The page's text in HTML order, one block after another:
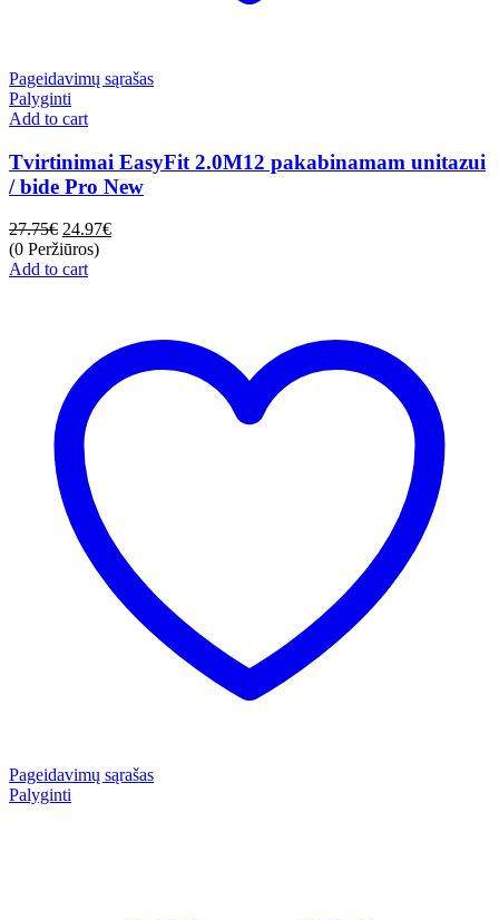
Pageidavimų sąrašas
Palyginti
Add to cart
Tvirtinimai EasyFit 2.0M12 pakabinamam unitazui
/ bide Pro New
27.75€ 24.97€
(0 Peržiūros)
Add to cart
Pageidavimų sąrašas
Palyginti